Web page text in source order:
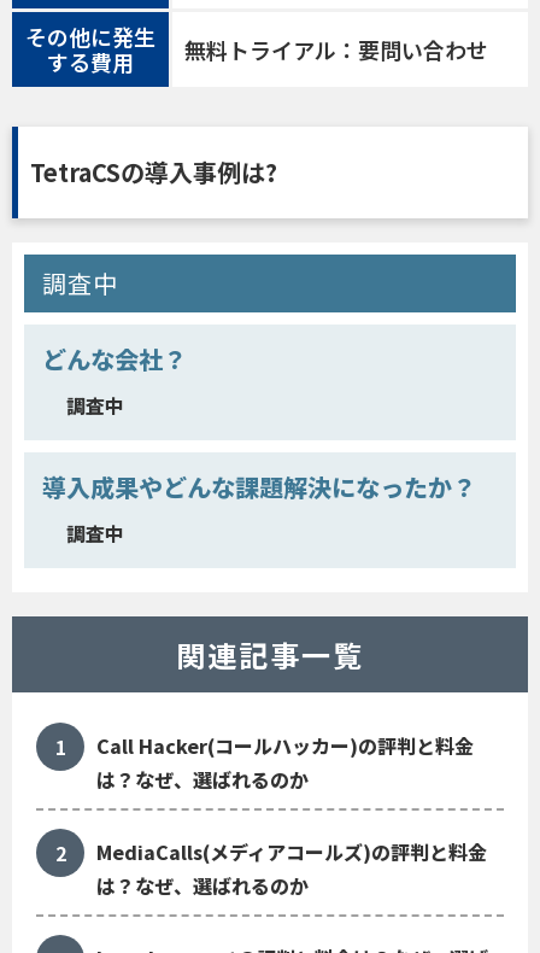
その他に発生
する費用
無料トライアル：要問い合わせ
TetraCSの導入事例は?
調査中
どんな会社？
調査中
導入成果やどんな課題解決になったか？
調査中
関連記事一覧
Call Hacker(コールハッカー)の評判と料金
は？なぜ、選ばれるのか
MediaCalls(メディアコールズ)の評判と料金
は？なぜ、選ばれるのか